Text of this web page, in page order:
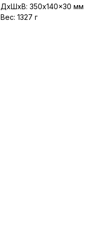
ДxШxВ: 350x140x30 мм
Вес: 1327 г